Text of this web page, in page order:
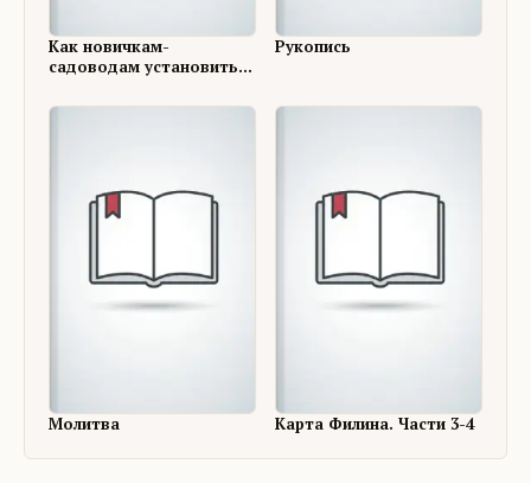
Как новичкам-
садоводам установить
соседями
Рукопись
Молитва Карта Филина. Части 3-4